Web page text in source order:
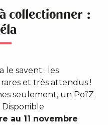
collectionner :
le savent : les
et très attendus !
seulement, un Poï’Z
au 11 novembre